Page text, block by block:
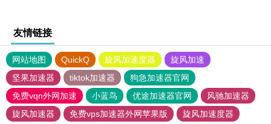
友情链接
网站地图 QuickQ 旋风加速度器
旋风加速
坚果加速器
tiktok加速器
狗急加速器官网
免费vqn外网加速
小蓝鸟 优途加速器官网
风驰加速器
旋风加速器
免费vps加速器外网苹果版
旋风加速度器